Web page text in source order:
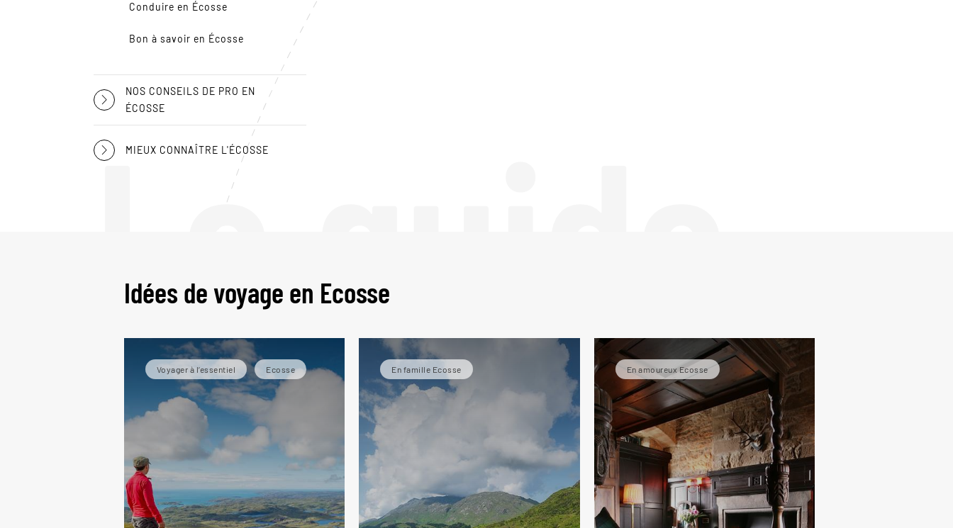
Le guide
Conduire en Écosse
Bon à savoir en Écosse
NOS CONSEILS DE PRO EN
ÉCOSSE
MIEUX CONNAÎTRE L'ÉCOSSE
Idées de voyage en Ecosse
Voyager à l’essentiel Ecosse En famille Ecosse En amoureux Ecosse